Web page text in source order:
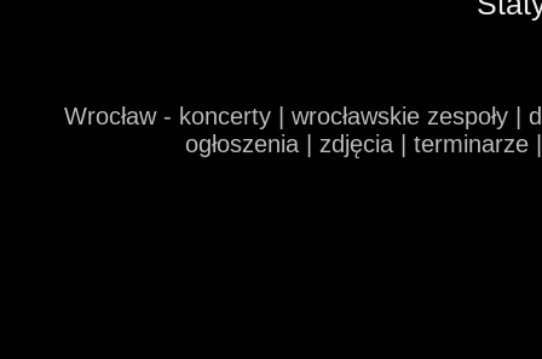
Wrocław - koncerty | wrocławskie zespoły
ogłoszenia | zdjęcia |